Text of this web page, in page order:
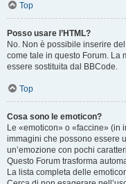
Top
Posso usare l’HTML?
No. Non è possibile inserire
come tale in questo Forum. La
essere sostituita dal BBCode.
Top
Cosa sono le emoticon?
Le «emoticon» o «faccine» (in
immagini che possono essere
un’emozione con pochi
Questo Forum trasforma
La lista completa delle